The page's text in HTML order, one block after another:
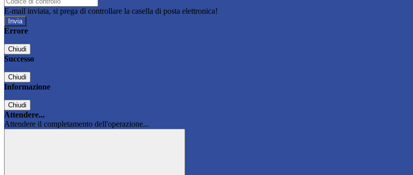
E-mail inviata, si prega di controllare la casella di posta elettronica!
Errore
Chiudi
Successo
Chiudi
Informazione
Chiudi
Attendere...
Attendere il completamento dell'operazione...